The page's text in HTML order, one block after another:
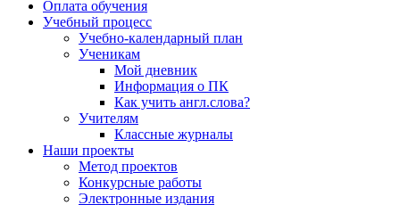
Оплата обучения
Учебный процесс
Учебно-календарный план
Ученикам
Мой дневник
Информация о ПК
Как учить англ.слова?
Учителям
Классные журналы
Наши проекты
Метод проектов
Конкурсные работы
Электронные издания